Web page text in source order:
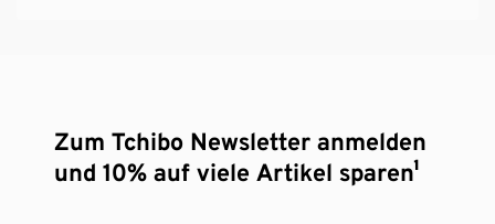
Zum Tchibo Newsletter anmelden
und 10% auf viele Artikel sparen¹